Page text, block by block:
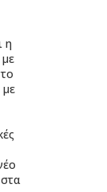
η
με